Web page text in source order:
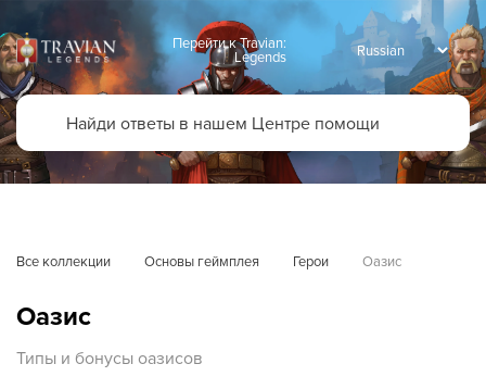
Перейти к Travian:
Legends
Все коллекции Основы геймплея Герои Оазис
Оазис
Типы и бонусы оазисов